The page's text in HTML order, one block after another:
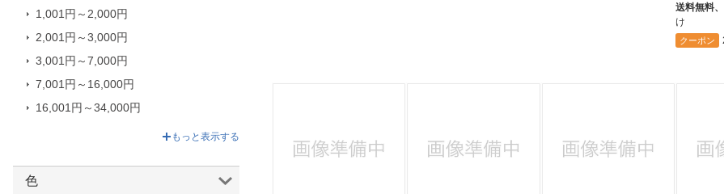
送料無料、
け
クーポン
1,001円～2,000円
2,001円～3,000円
3,001円～7,000円
7,001円～16,000円
16,001円～34,000円
もっと表示する
色